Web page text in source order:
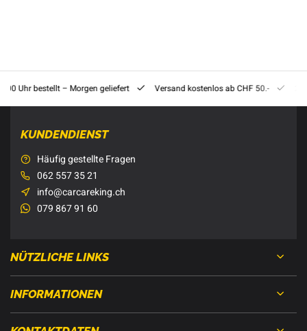
Uhr bestellt – Morgen geliefert Versand kostenlos ab CHF 50.-
KUNDENDIENST
Häufig gestellte Fragen
062 557 35 21
info@carcareking.ch
079 867 91 60
NÜTZLICHE LINKS
INFORMATIONEN